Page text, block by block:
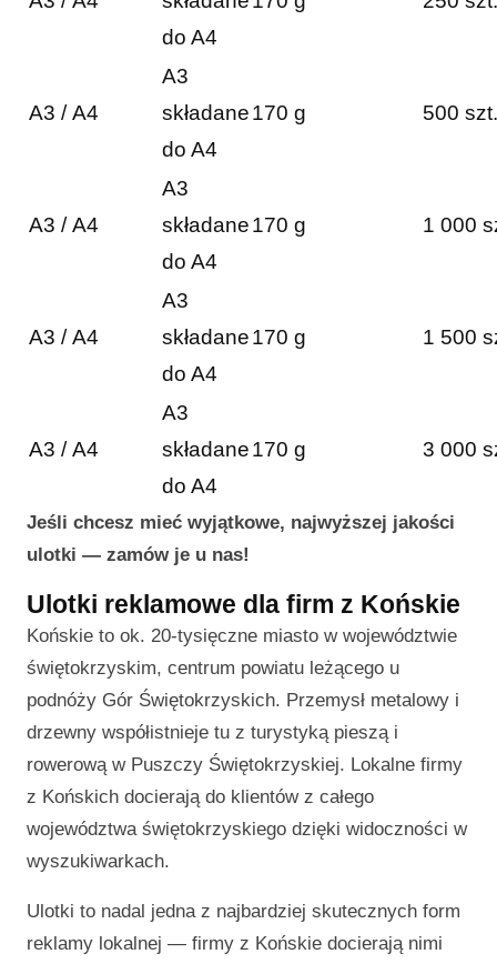
do A4
A3 / A4
A3
składane
do A4
170 g 500 szt.
A3 / A4
A3
składane
do A4
170 g 1 000
A3 / A4
A3
składane
do A4
170 g 1 500
A3 / A4
A3
składane
do A4
170 g 3 000
Jeśli chcesz mieć wyjątkowe, najwyższej jakości
ulotki — zamów je u nas!
Ulotki reklamowe dla firm z Końskie
Końskie to ok. 20-tysięczne miasto w województwie
świętokrzyskim, centrum powiatu leżącego u
podnóży Gór Świętokrzyskich. Przemysł metalowy i
drzewny współistnieje tu z turystyką pieszą i
rowerową w Puszczy Świętokrzyskiej. Lokalne firmy
z Końskich docierają do klientów z całego
województwa świętokrzyskiego dzięki widoczności w
wyszukiwarkach.
Ulotki to nadal jedna z najbardziej skutecznych form
reklamy lokalnej — firmy z Końskie docierają nimi